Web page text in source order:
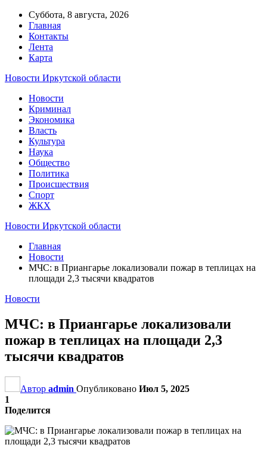
Суббота, 8 августа, 2026
Главная
Контакты
Лента
Карта
Новости Иркутской области
Новости
Криминал
Экономика
Власть
Культура
Наука
Общество
Политика
Происшествия
Спорт
ЖКХ
Новости Иркутской области
Главная
Новости
МЧС: в Приангарье локализовали пожар в теплицах на
площади 2,3 тысячи квадратов
Новости
МЧС: в Приангарье локализовали
пожар в теплицах на площади 2,3
тысячи квадратов
Автор admin Опубликовано Июл 5, 2025
1
Поделится